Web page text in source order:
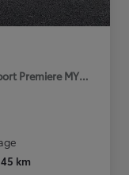
Premiere MY25
km